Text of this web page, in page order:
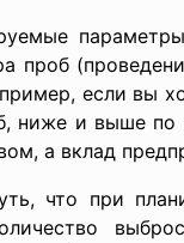
если вы
ниже и выше по
а вклад
что при